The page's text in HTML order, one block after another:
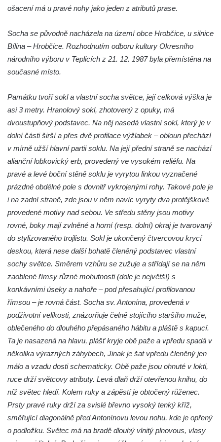
Socha Orel v ZOO Hluboká
Socha Přátelství v ZOO Hluboká
Socha Matka příroda v ZOO Hluboká
Socha Lišky v ZOO Hluboká
Socha Vlčice s mládětem v ZOO Hluboká
Socha Rys číhající na srnu v ZOO Hluboká
Socha Orlice v ZOO Hluboká
Socha Tygr v ZOO Hluboká
Socha Želva v ZOO Hluboká
Socha Kozorožec horský v ZOO Hluboká
Socha Včela v ZOO Hluboká
Socha Housenka v ZOO Hluboká
Socha Nosorožík v ZOO Hluboká
Socha Beruška v ZOO Hluboká
Socha Vážka v ZOO Hluboká
Socha Volavka v ZOO Hluboká
Flamingo trůn v ZOO Hluboká
Lysá nad Labem, barokní město Šporkovo
Socha Opičákovník v ZOO Hluboká
Socha Roháč v ZOO Hluboká
Socha Mystik v ZOO Hluboká
Socha Jana Valeria Jirsíka u Černé věže v
Českých Budějovicích
ošacení má u pravé nohy jako jeden z atributů prase.
Socha se původně nacházela na území obce Hrobčice, u silnice
Bílina – Hrobčice. Rozhodnutím odboru kultury Okresního
národního výboru v Teplicích z 21. 12. 1987 byla přemístěna na
současné místo.
Památku tvoří sokl a vlastní socha světce, její celková výška je
asi 3 metry. Hranolový sokl, zhotovený z opuky, má
dvoustupňový podstavec. Na něj nasedá vlastní sokl, který je v
dolní části širší a přes dvě profilace výžlabek – obloun přechází
v mírně užší hlavní partii soklu. Na její přední straně se nachází
alianční lobkovický erb, provedený ve vysokém reliéfu. Na
pravé a levé boční stěně soklu je vyrytou linkou vyznačené
prázdné obdélné pole s dovnitř vykrojenými rohy. Takové pole je
i na zadní straně, zde jsou v něm navíc vyryty dva protějškově
provedené motivy nad sebou. Ve středu stěny jsou motivy
rovné, boky mají zvlněné a horní (resp. dolní) okraj je tvarovaný
do stylizovaného trojlistu. Sokl je ukončený čtvercovou krycí
deskou, která nese další bohatě členěný podstavec vlastní
sochy světce. Směrem vzhůru se zužuje a střídají se na něm
zaoblené římsy různé mohutnosti (dole je největší) s
konkávními úseky a nahoře – pod přesahující profilovanou
římsou – je rovná část. Socha sv. Antonína, provedená v
podživotní velikosti, znázorňuje čelně stojícího staršího muže,
oblečeného do dlouhého přepásaného hábitu a pláště s kapucí.
Ta je nasazená na hlavu, plášť kryje obě paže a vpředu spadá v
několika výrazných záhybech, Jinak je šat vpředu členěný jen
málo a vzadu dosti schematicky. Obě paže jsou ohnuté v lokti,
ruce drží světcovy atributy. Levá dlaň drží otevřenou knihu, do
níž světec hledí. Kolem ruky a zápěstí je obtočený růženec.
Prsty pravé ruky drží za svislé břevno vysoký tenký kříž,
směřující diagonálně před Antonínovu levou nohu, kde je opřený
o podložku. Světec má na bradě dlouhý vlnitý plnovous, vlasy